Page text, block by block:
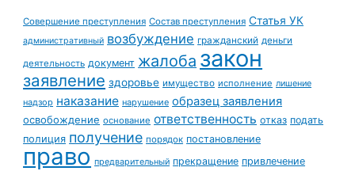
Совершение преступления Состав преступления Статья УК
административный возбуждение гражданский деньги
деятельность документ жалоба закон
заявление здоровье имущество исполнение лишение
надзор наказание нарушение образец заявления
освобождение основание ответственность отказ подать
полиция получение порядок постановление
право предварительный прекращение привлечение